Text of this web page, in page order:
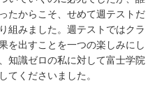
たからこそ、せめて週テストだ
組みました。週テストではクラ
を出すことを一つの楽しみにし
知識ゼロの私に対して富士学院
てくださいました。